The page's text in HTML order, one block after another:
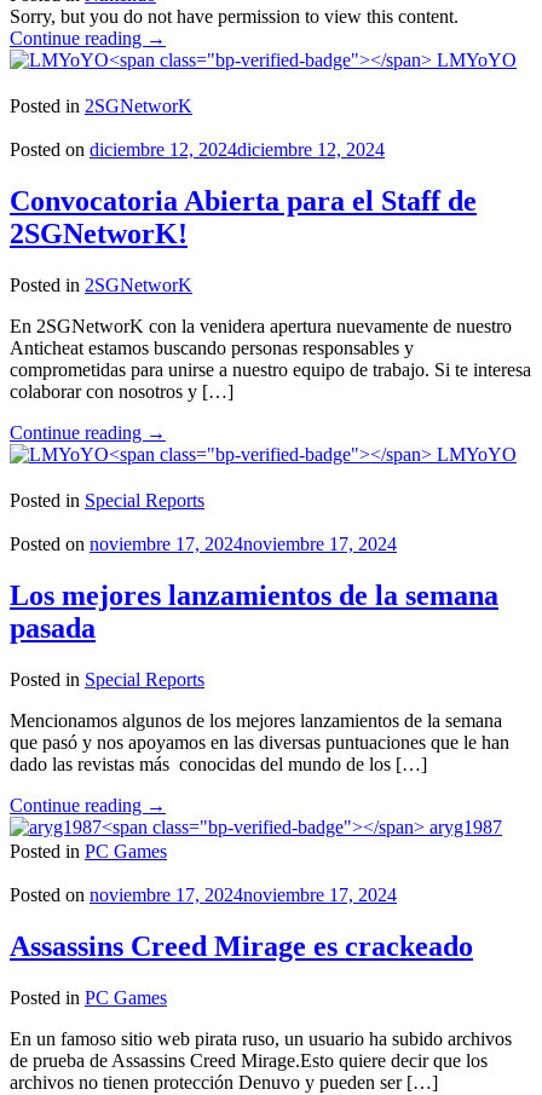
Sorry, but you do not have permission to view this content.
Continue reading "Protegido:
GDD
GhostTown"
→
LMYoYO
Posted in 2SGNetworK
Posted on diciembre 12, 2024diciembre 12, 2024
Convocatoria Abierta para el Staff de
2SGNetworK!
Posted in 2SGNetworK
En 2SGNetworK con la venidera apertura nuevamente de nuestro
Anticheat estamos buscando personas responsables y
comprometidas para unirse a nuestro equipo de trabajo. Si te interesa
colaborar con nosotros y […]
Continue reading "Convocatoria
Abierta
el
de
→
LMYoYO
Posted in Special Reports
Posted on noviembre 17, 2024noviembre 17, 2024
Los mejores lanzamientos de la semana
pasada
Posted in Special Reports
Mencionamos algunos de los mejores lanzamientos de la semana
que pasó y nos apoyamos en las diversas puntuaciones que le han
dado las revistas más conocidas del mundo de los […]
Continue reading "Los
mejores
lanzamientos
la
pasada"
→
aryg1987
Posted in PC Games
Posted on noviembre 17, 2024noviembre 17, 2024
Assassins Creed Mirage es crackeado
Posted in PC Games
En un famoso sitio web pirata ruso, un usuario ha subido archivos
de prueba de Assassins Creed Mirage.Esto quiere decir que los
archivos no tienen protección Denuvo y pueden ser […]